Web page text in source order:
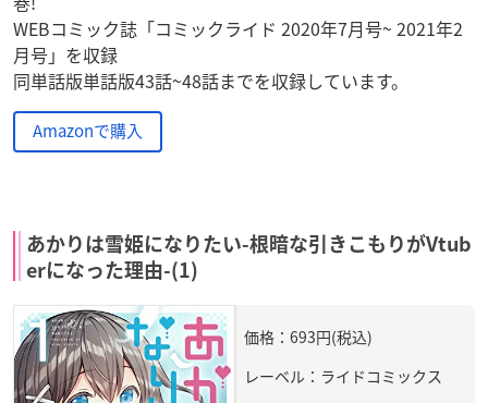
WEBコミック誌「コミックライド 2020年7月号~ 2021年2
月号」を収録
同単話版単話版43話~48話までを収録しています。
Amazonで購入
あかりは雪姫になりたい-根暗な引きこもりがVtub
erになった理由-(1)
価格：693円(税込)
レーベル：ライドコミックス